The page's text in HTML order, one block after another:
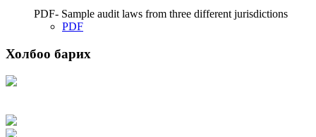
PDF- Sample audit laws from three different jurisdictions
PDF
Холбоо барих